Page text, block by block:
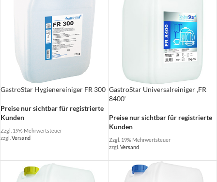
GastroStar Hygienereiniger FR 300
Preise nur sichtbar für registrierte
Kunden
Zzgl. 19% Mehrwertsteuer
zzgl. Versand
GastroStar Universalreiniger ‚FR
8400‘
Preise nur sichtbar für registrierte
Kunden
Zzgl. 19% Mehrwertsteuer
zzgl. Versand